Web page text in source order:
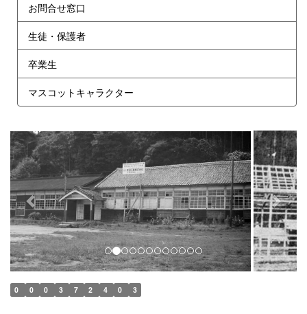
お問合せ窓口
生徒・保護者
卒業生
マスコットキャラクター
p
r
e
v
i
o
u
s
n
e
x
t
0 0 0 3 7 2 4 0 3